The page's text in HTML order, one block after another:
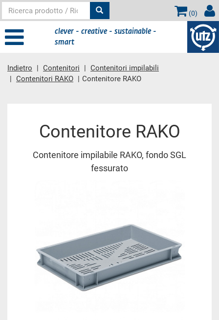
(0)
clever - creative - sustainable -
smart
Indietro Contenitori
Contenitori impilabili
Contenitori RAKO
Contenitore RAKO
Contenitore RAKO
Contenitore impilabile RAKO, fondo SGL
fessurato